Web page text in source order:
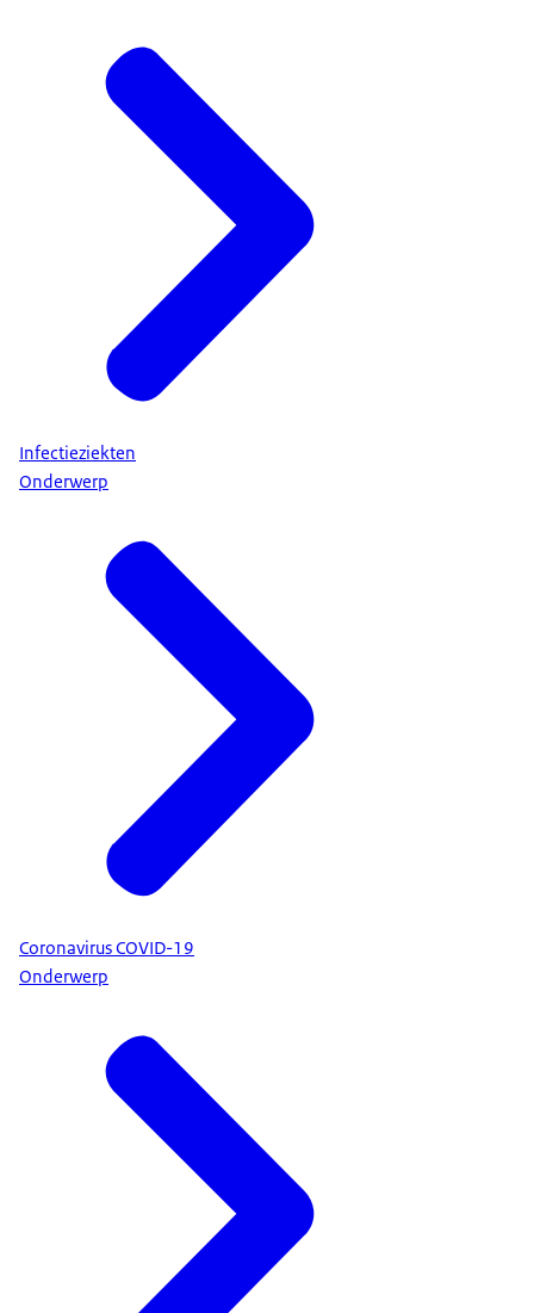
Infectieziekten
Onderwerp
Coronavirus COVID-19
Onderwerp